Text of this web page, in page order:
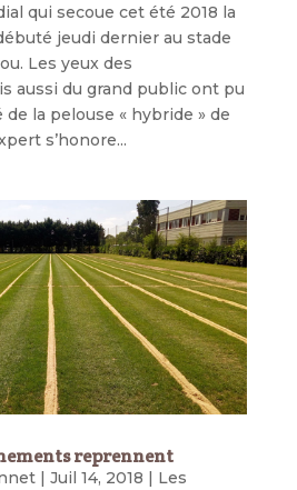
qui secoue cet été 2018 la
jeudi dernier au stade
Les yeux des
aussi du grand public ont pu
la pelouse « hybride » de
s’honore...
reprennent
| Juil 14, 2018 | Les